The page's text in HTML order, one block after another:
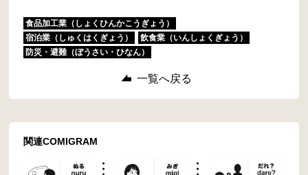
食品加工業（しょくひんかこうぎょう）
宿泊業（しゅくはくぎょう）
飲食業（いんしょくぎょう）
防災・避難（ぼうさい・ひなん）
一覧へ戻る
関連COMIGRAM